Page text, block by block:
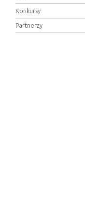
Konkursy
Partnerzy